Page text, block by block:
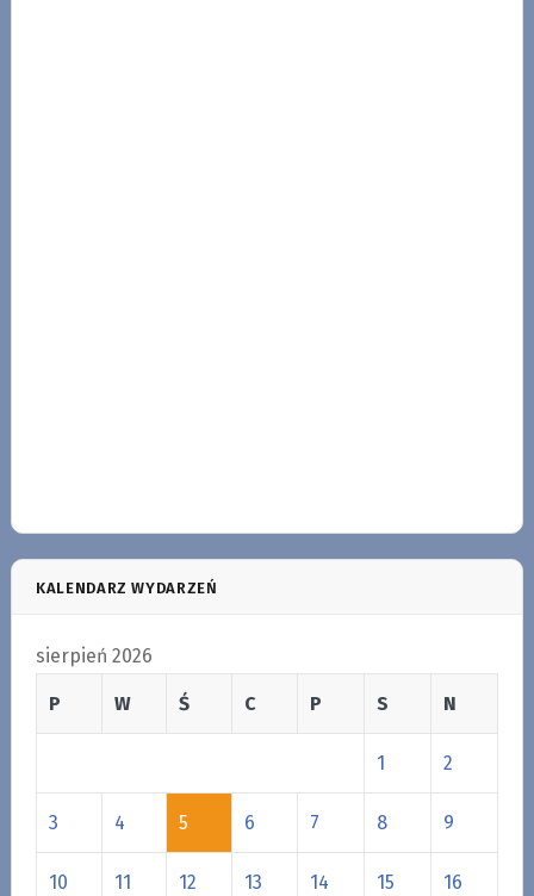
KALENDARZ WYDARZEŃ
sierpień 2026
P W Ś C P S N
1 2
3 4 5 6 7 8 9
10 11 12 13 14 15 16